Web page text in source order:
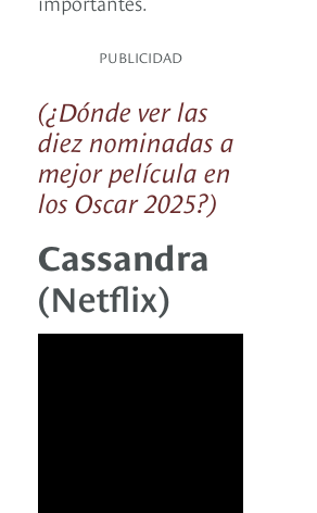
PUBLICIDAD
(¿Dónde ver las
diez nominadas a
mejor película en
los Oscar 2025?)
Cassandra
(Netflix)